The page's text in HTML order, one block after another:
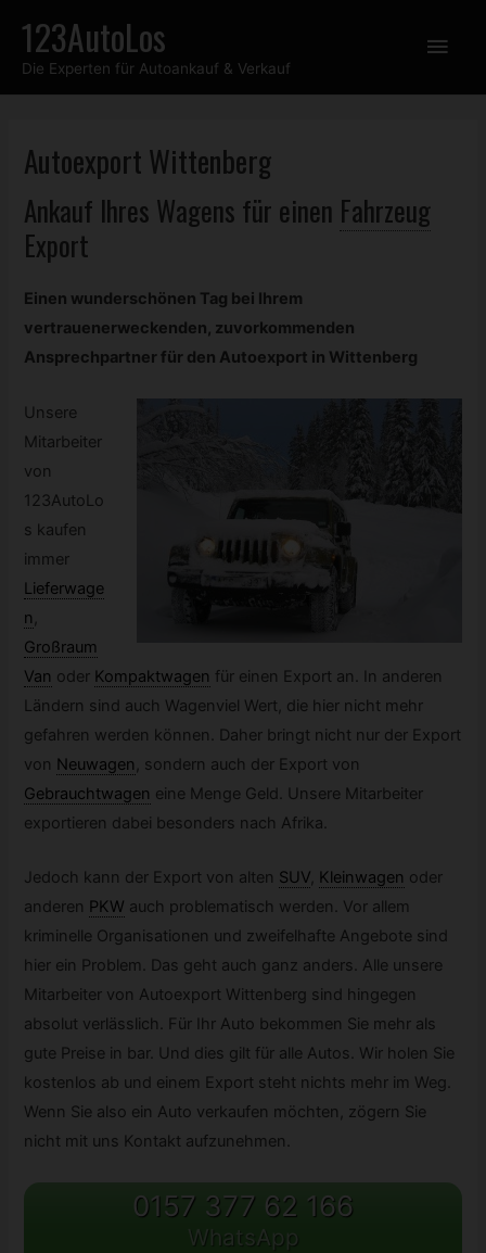
Inhalt
springen
123AutoLos
Die Experten für Autoankauf & Verkauf
Autoexport Wittenberg
Ankauf Ihres Wagens für einen Fahrzeug
Export
Einen wunderschönen Tag bei Ihrem
vertrauenerweckenden, zuvorkommenden
Ansprechpartner für den Autoexport in Wittenberg
Unsere
Mitarbeiter
von
123AutoLo
s kaufen
immer
Lieferwage
n ,
Großraum
Van oder Kompaktwagen für einen Export an. In anderen
Ländern sind auch Wagenviel Wert, die hier nicht mehr
gefahren werden können. Daher bringt nicht nur der Export
von Neuwagen , sondern auch der Export von
Gebrauchtwagen eine Menge Geld. Unsere Mitarbeiter
exportieren dabei besonders nach Afrika.
Jedoch kann der Export von alten SUV, Kleinwagen oder
anderen PKW auch problematisch werden. Vor allem
kriminelle Organisationen und zweifelhafte Angebote sind
hier ein Problem. Das geht auch ganz anders. Alle unsere
Mitarbeiter von Autoexport Wittenberg sind hingegen
absolut verlässlich. Für Ihr Auto bekommen Sie mehr als
gute Preise in bar. Und dies gilt für alle Autos. Wir holen Sie
kostenlos ab und einem Export steht nichts mehr im Weg.
Wenn Sie also ein Auto verkaufen möchten, zögern Sie
nicht mit uns Kontakt aufzunehmen.
0157 377 62 166
WhatsApp